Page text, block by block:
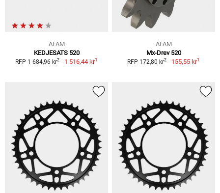
AFAM
KEDJESATS 520
RFP 1 684,96 kr2 1 516,44 kr1
AFAM
Mx-Drev 520
RFP 172,80 kr2 155,55 kr1